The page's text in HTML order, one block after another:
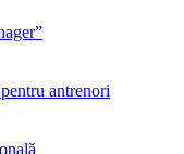
antrenori